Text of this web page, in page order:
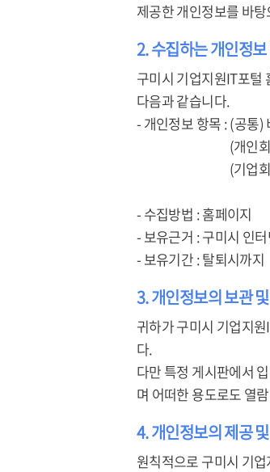
제공한 개인정보를 바
2. 수집하는 개인정
구미시 기업지원IT포털
다음과 같습니다.
- 개인정보 항목 : (공통)
(개인회원) 아이
(기업회원) 사업자
주소, 담당자 성
- 수집방법 : 홈페이지
- 보유근거 : 구미시 인
- 보유기간 : 탈퇴시까지
3. 개인정보의 보관
귀하가 구미시 기업지
다.
다만 특정 게시판에서
며 어떠한 용도로도 열
4. 개인정보의 제공
원칙적으로 구미시 기